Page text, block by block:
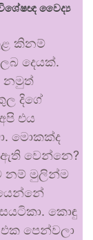
වෛද්‍ය
කිනම්
දෙයක්.
නමුත්
දිගේ
එය
මොකක්ද
වෙන්නෙ?
නම් මුලින්ම
කොඳු
පෙන්වලා